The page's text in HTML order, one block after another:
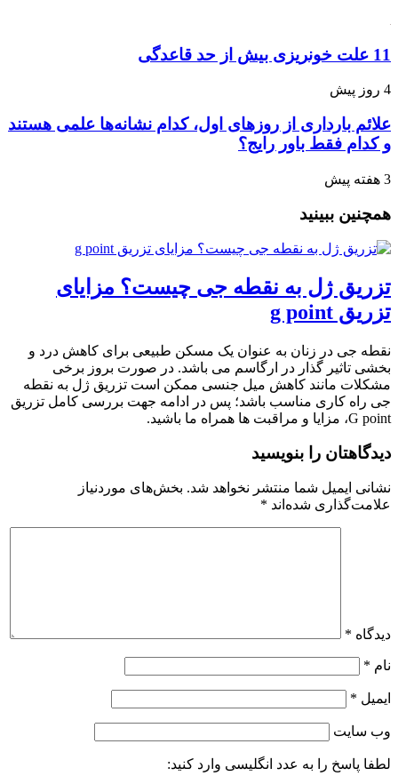
11 علت خونریزی بیش از حد قاعدگی
4 روز پیش
علائم بارداری از روزهای اول، کدام نشانه‌ها علمی هستند
و کدام فقط باور رایج؟
3 هفته پیش
همچنین ببینید
تزریق ژل به نقطه جی چیست؟ مزایای
تزریق g point
نقطه جی در زنان به عنوان یک مسکن طبیعی برای کاهش درد و
بخشی تاثیر گذار در ارگاسم می باشد. در صورت بروز برخی
مشکلات مانند کاهش میل جنسی ممکن است تزریق ژل به نقطه
جی راه کاری مناسب باشد؛ پس در ادامه جهت بررسی کامل تزریق
G point، مزایا و مراقبت ها همراه ما باشید.
دیدگاهتان را بنویسید
نشانی ایمیل شما منتشر نخواهد شد. بخش‌های موردنیاز
علامت‌گذاری شده‌اند *
دیدگاه *
نام *
ایمیل *
وب‌ سایت
لطفا پاسخ را به عدد انگلیسی وارد کنید: